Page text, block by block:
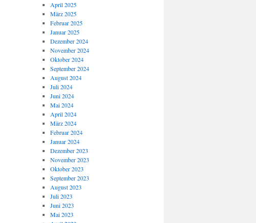
April 2025
März 2025
Februar 2025
Januar 2025
Dezember 2024
November 2024
Oktober 2024
September 2024
August 2024
Juli 2024
Juni 2024
Mai 2024
April 2024
März 2024
Februar 2024
Januar 2024
Dezember 2023
November 2023
Oktober 2023
September 2023
August 2023
Juli 2023
Juni 2023
Mai 2023